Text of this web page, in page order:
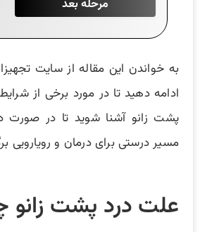
به خواندن این مقاله از سایت
ادامه دهید تا در مورد برخی از
پشت زانو آشنا شوید تا در صورت
مسیر درستی برای درمان و رویارویی
علت درد پشت